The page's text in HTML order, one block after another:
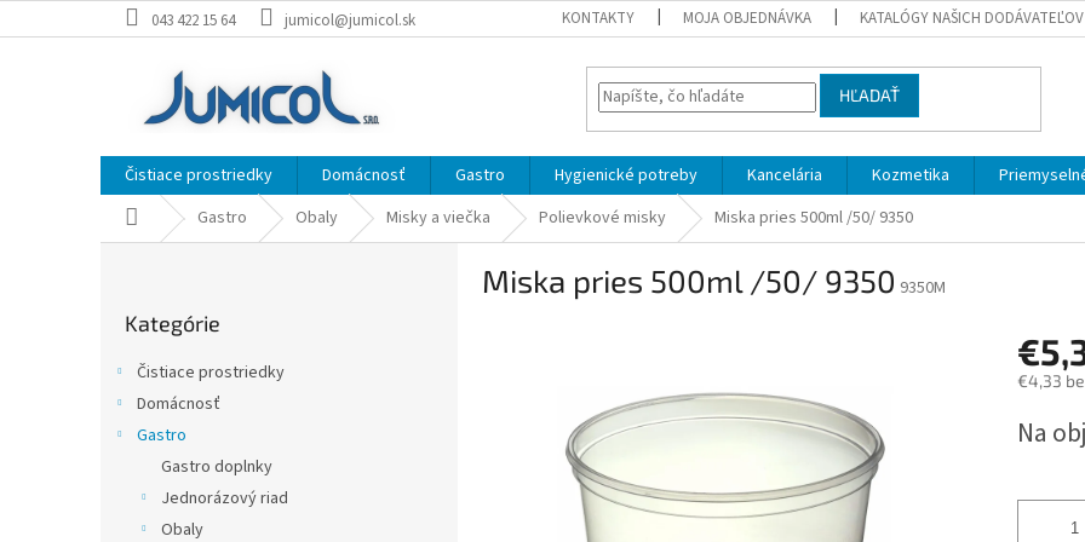
na
043 422 15 64 jumicol@jumicol.sk KONTAKTY MOJA OBJEDNÁVKA KATALÓGY NAŠICH DODÁVATEĽOV
HĽADAŤ
Čistiace prostriedky Domácnosť Gastro Hygienické potreby Kancelária Kozmetika
Domov Gastro Obaly Misky a viečka Polievkové misky Miska pries 500ml /50/ 9350
kategórie
Kategórie
Čistiace prostriedky
Domácnosť
Gastro
Gastro doplnky
Jednorázový riad
Obaly
Miska pries 500ml /50/ 9350 9350M
€4,33
cena:
Na